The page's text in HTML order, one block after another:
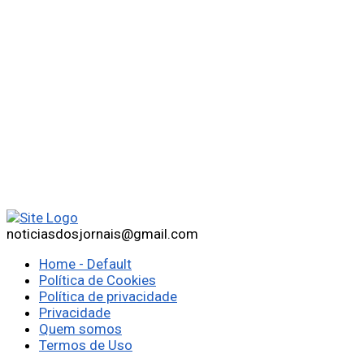
noticiasdosjornais@gmail.com
Home - Default
Política de Cookies
Política de privacidade
Privacidade
Quem somos
Termos de Uso